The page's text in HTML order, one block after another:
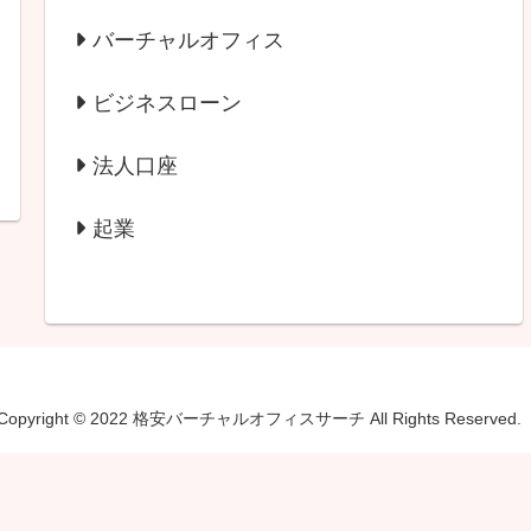
バーチャルオフィス
ビジネスローン
法人口座
起業
© 2022 格安バーチャルオフィスサーチ All Rights Reserved.